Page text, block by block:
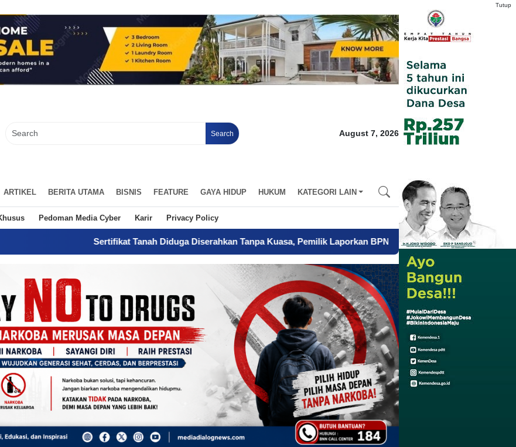
Search August 7, 2026
ARTIKEL BERITA UTAMA BISNIS FEATURE GAYA HIDUP HUKUM KATEGORI LAIN
Pedoman Media Cyber Karir Privacy Policy
Sertifikat Tanah Diduga Diserahkan Tanpa Kuasa, Pemilik Laporkan BPN Parepare ke Polisi - Mendagri Siapkan Tiga
Tutup